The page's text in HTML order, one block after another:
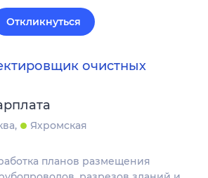
Откликнуться
очистных
Яхромская
планов размещения